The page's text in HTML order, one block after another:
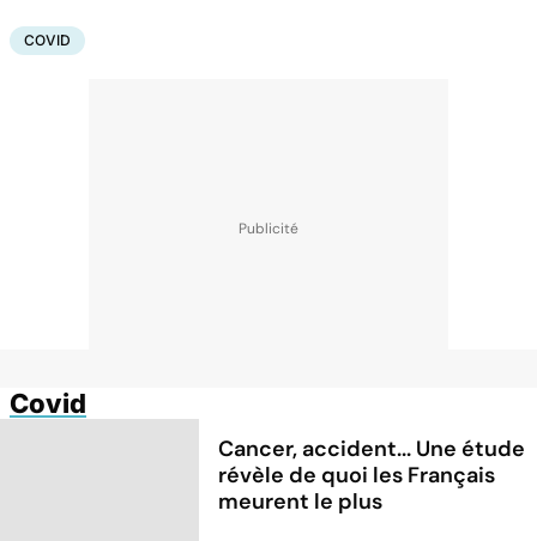
COVID
Covid
Cancer, accident... Une étude
révèle de quoi les Français
meurent le plus